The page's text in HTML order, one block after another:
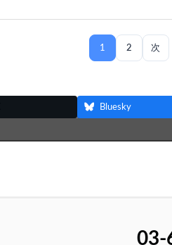
1 2 次
Bluesky
03-